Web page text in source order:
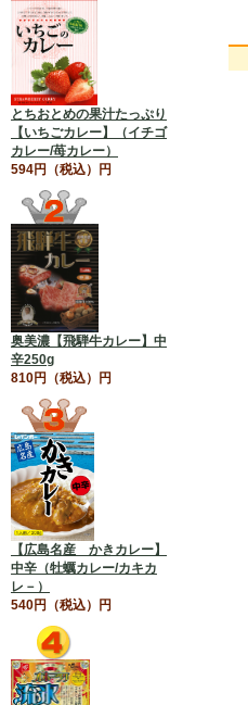
とちおとめの果汁たっぷり
【いちごカレー】（イチゴ
カレー/苺カレー）
594円（税込）円
奥美濃【飛騨牛カレー】中
辛250g
810円（税込）円
【広島名産 かきカレー】
中辛（牡蠣カレー/カキカ
レ－）
540円（税込）円